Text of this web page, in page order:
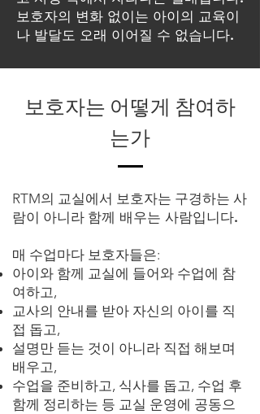
보호자의 변화 없이는 아이의 교육이
나 발달도 오래 이어질 수 없습니다.
보호자는 어떻게 참여하
는가
RTM의 교실에서 보호자는 구경하는 사
람이 아니라 함께 배우는 사람입니다.
매 수업마다 보호자들은:
아이와 함께 교실에 들어와 수업에 참
여하고,
교사의 안내를 받아 자신의 아이를 직
접 돕고,
설명만 듣는 것이 아니라 직접 해보며
배우고,
수업을 준비하고, 식사를 돕고, 수업 후
함께 정리하는 등 교실 운영에 공동으